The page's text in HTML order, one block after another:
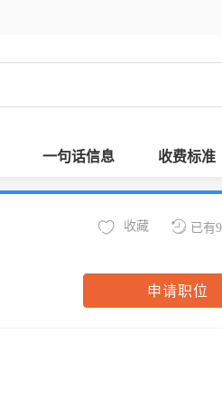
一句话信息 收费标准
已有
收藏
申请职位